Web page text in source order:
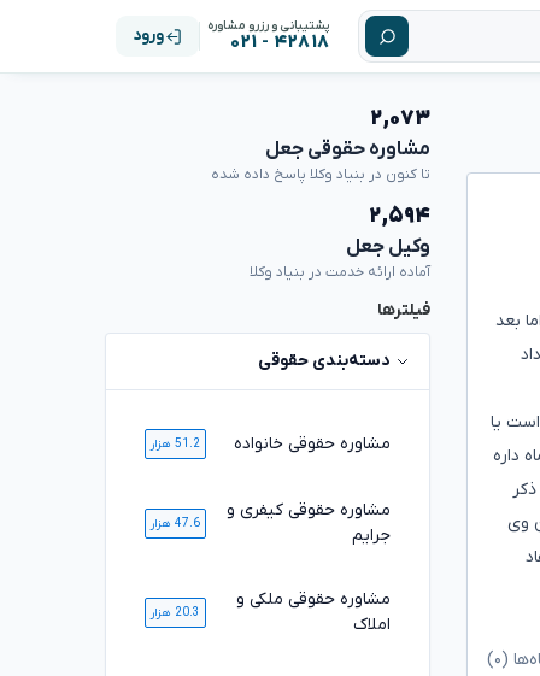
پشتیبانی و رزرو مشاوره
۴۲۸۱۸ - ۰۲۱ ورود
و همه مبایعه نامه ها رو تیرماه ۱۳۹۸نوشتن؛ اما بعد
مرداد
یا
داره
وی
(۰)
۲,۰۷۳
مشاوره حقوقی جعل
تا کنون در بنیاد وکلا پاسخ داده شده
۲,۵۹۴
وکیل جعل
آماده ارائه خدمت در بنیاد وکلا
فیلترها
دسته‌بندی حقوقی
مشاوره حقوقی خانواده 51.2 هزار
مشاوره حقوقی کیفری و
جرایم
47.6 هزار
مشاوره حقوقی ملکی و
املاک
20.3 هزار